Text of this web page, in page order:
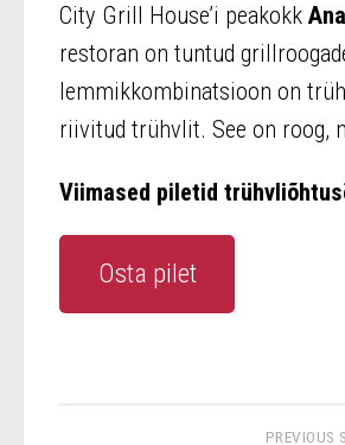
City Grill House’i peakokk
restoran on tuntud
lemmikkombinatsioon on
riivitud trühvlit. See on roog,
Viimased piletid
Osta pilet
PREVIOUS